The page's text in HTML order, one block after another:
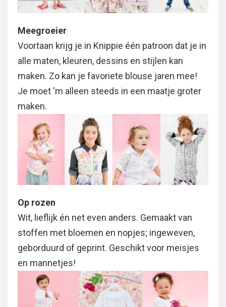
Meegroeier
Voortaan krijg je in Knippie één patroon dat je in
alle maten, kleuren, dessins en stijlen kan
maken. Zo kan je favoriete blouse jaren mee!
Je moet ‘m alleen steeds in een maatje groter
maken.
Op rozen
Wit, lieflijk én net even anders. Gemaakt van
stoffen met bloemen en nopjes; ingeweven,
geborduurd of geprint. Geschikt voor meisjes
en mannetjes!